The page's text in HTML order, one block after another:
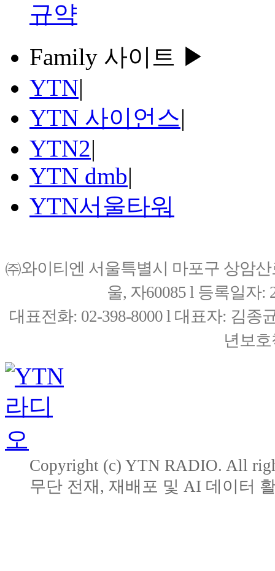
규약
Family 사이트 ▶
YTN|
YTN 사이언스|
YTN2|
YTN dmb|
YTN서울타워
㈜와이티엔 서울특별시 마포구 상암
울, 자60085 l 등록일자:
대표전화: 02-398-8000 l 대표자: 김종
년보
Copyright (c) YTN RADIO. All
무단 전재, 재배포 및 AI 데이터